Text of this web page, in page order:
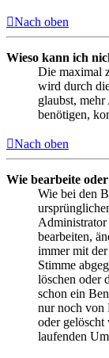
Nach oben
Wieso kann ich
Die maximal
wird durch
glaubst,
benötigen,
Nach oben
Wie bearbeite
Wie bei den
Administrator
bearbeiten,
immer mit
Stimme
löschen oder
schon ein
nur noch von
oder
laufenden